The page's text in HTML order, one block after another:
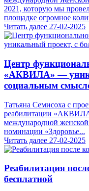
2021, которую мы
площадке огромное
Читать далее 27-02-2025
Центр
«АКВИЛА» —
социальным
Татьяна Семисоха с
реабилитации
международной
номинации «Здоровье...
Читать далее 27-02-2025
Реабилитация
бесплатной